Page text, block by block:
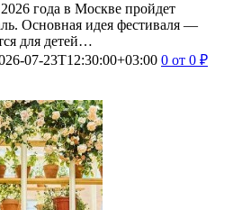
года в Москве пройдет
Основная идея фестиваля —
для детей…
07-23T12:30:00+03:00 0 от 0 ₽